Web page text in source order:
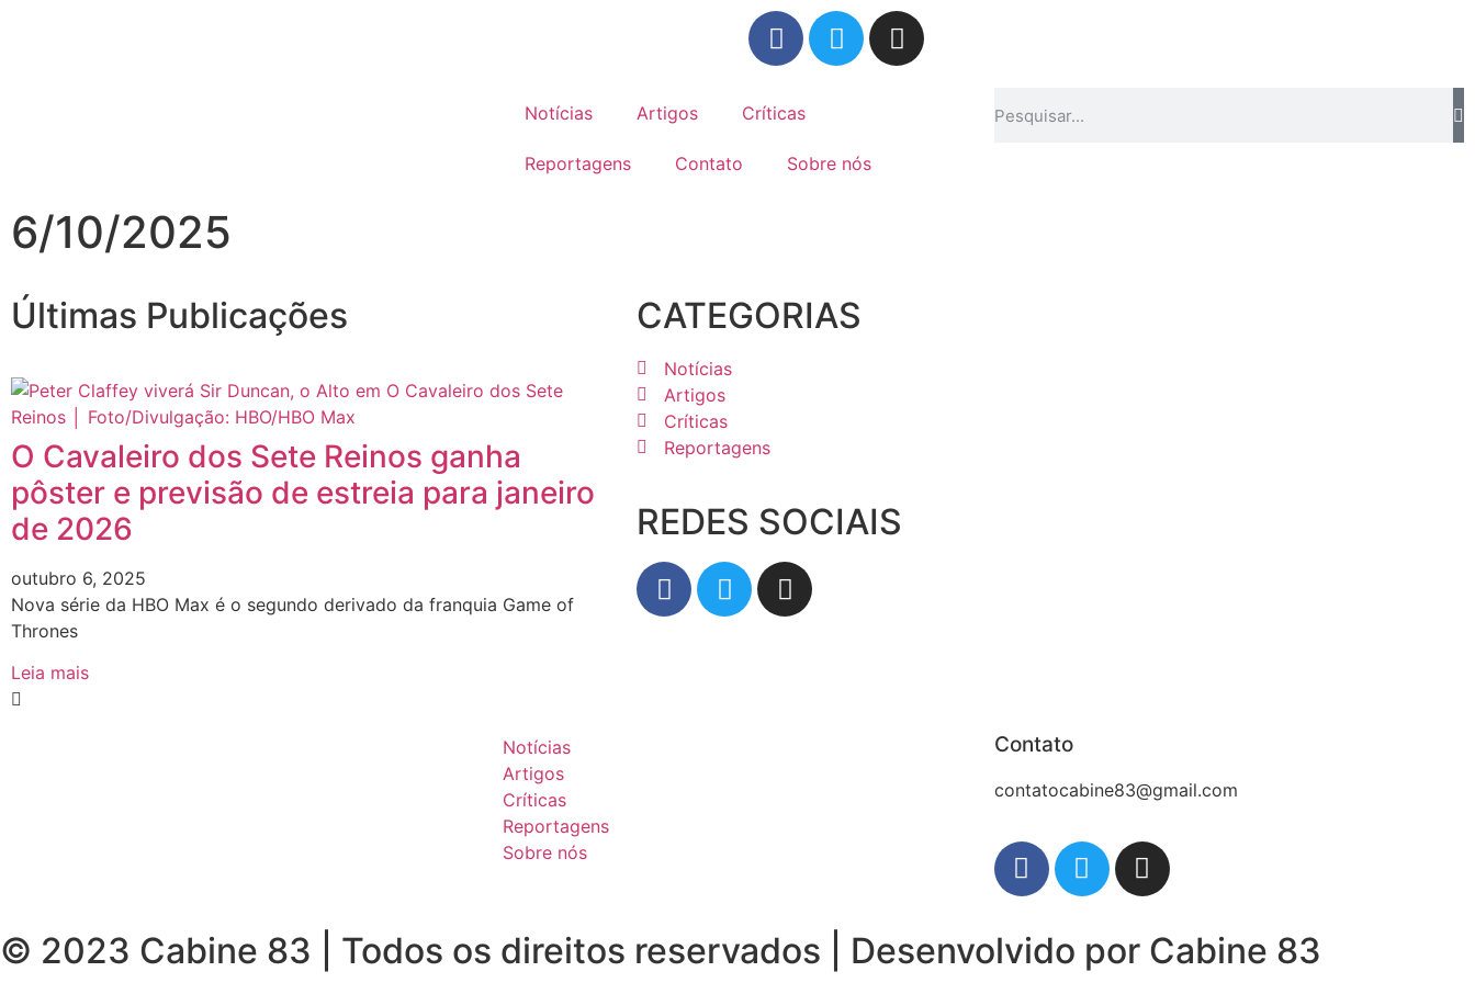
Notícias Artigos Críticas
Reportagens Contato Sobre nós
6/10/2025
Últimas Publicações
O Cavaleiro dos Sete Reinos ganha
pôster e previsão de estreia para janeiro
de 2026
outubro 6, 2025
Nova série da HBO Max é o segundo derivado da franquia Game of
Thrones
Leia mais
CATEGORIAS
Notícias
Artigos
Críticas
Reportagens
REDES SOCIAIS
Notícias
Artigos
Críticas
Reportagens
Sobre nós
Contato
contatocabine83@gmail.com
© 2023 Cabine 83 | Todos os direitos reservados | Desenvolvido por Cabine 83